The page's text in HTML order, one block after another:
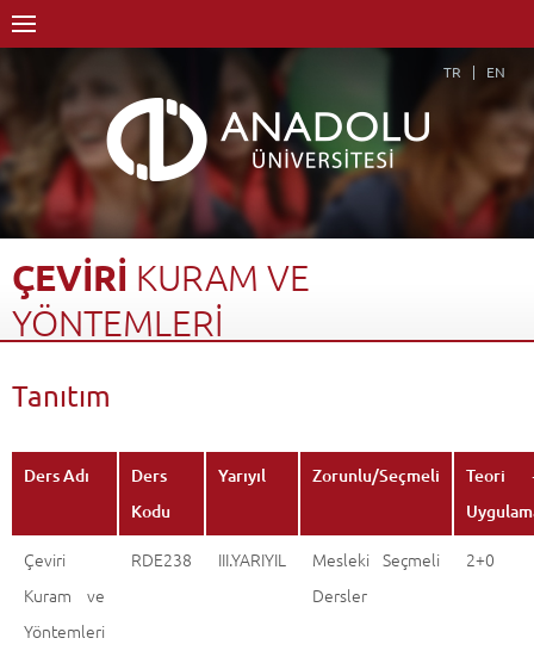
TR EN
ÇEVİRİ KURAM VE
YÖNTEMLERİ
Rus Dili ve Edebiyatı Bölümü (Rusça)
Tanıtım
Ders Adı
Ders
Kodu
Yarıyıl Zorunlu/Seçmeli
Teori
Çeviri
Kuram ve
Yöntemleri
RDE238 III.YARIYIL
Mesleki Seçmeli
Dersler
2+0